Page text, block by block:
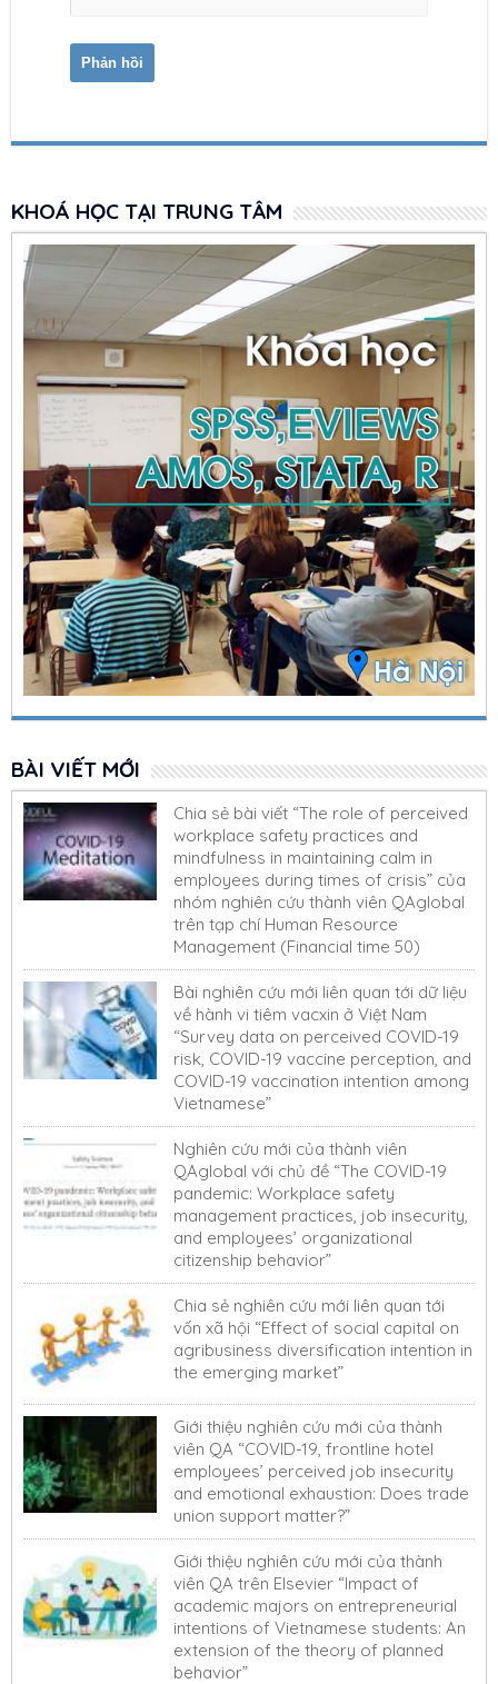
KHOÁ HỌC TẠI TRUNG TÂM
BÀI VIẾT MỚI
Chia sẻ bài viết “The role of perceived
workplace safety practices and
mindfulness in maintaining calm in
employees during times of crisis” của
nhóm nghiên cứu thành viên QAglobal
trên tạp chí Human Resource
Management (Financial time 50)
Bài nghiên cứu mới liên quan tới dữ liệu
về hành vi tiêm vacxin ở Việt Nam
“Survey data on perceived COVID-19
risk, COVID-19 vaccine perception, and
COVID-19 vaccination intention among
Vietnamese”
Nghiên cứu mới của thành viên
QAglobal với chủ đề “The COVID-19
pandemic: Workplace safety
management practices, job insecurity,
and employees’ organizational
citizenship behavior”
Chia sẻ nghiên cứu mới liên quan tới
vốn xã hội “Effect of social capital on
agribusiness diversification intention in
the emerging market”
Giới thiệu nghiên cứu mới của thành
viên QA “COVID-19, frontline hotel
employees’ perceived job insecurity
and emotional exhaustion: Does trade
union support matter?”
Giới thiệu nghiên cứu mới của thành
viên QA trên Elsevier “Impact of
academic majors on entrepreneurial
intentions of Vietnamese students: An
extension of the theory of planned
behavior”